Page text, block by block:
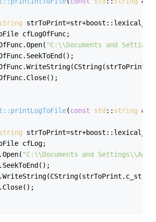
cfLogOfFunc;
"C:\\Documents and
(const std :: string
cfLog;
"C:\\Documents and